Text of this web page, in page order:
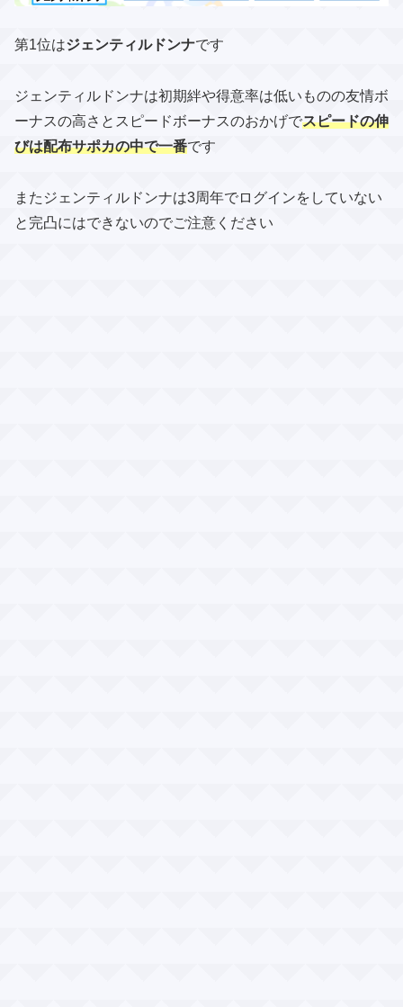
第1位はジェンティルドンナです
ジェンティルドンナは初期絆や得意率は低いものの友情ボ
ーナスの高さとスピードボーナスの​おかげでスピードの伸
びは配布サポカの中で一番です
またジェンティルドンナは3周年でログインをしていない
と完凸にはできないのでご注意ください